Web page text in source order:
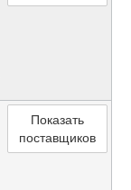
Показать
поставщиков